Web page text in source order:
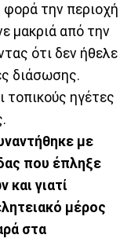
την περιοχή
μακριά από την
ότι δεν ήθελε
διάσωσης.
τοπικούς ηγέτες
με
που έπληξε
γιατί
μέρος
στα